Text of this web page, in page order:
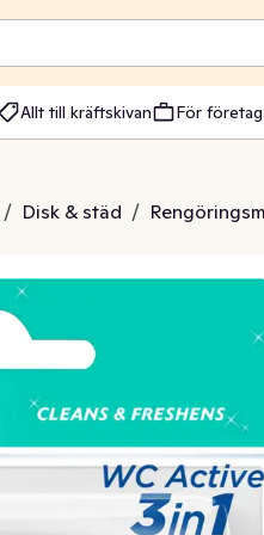
Allt till kräftskivan För företag
/ Disk & städ /